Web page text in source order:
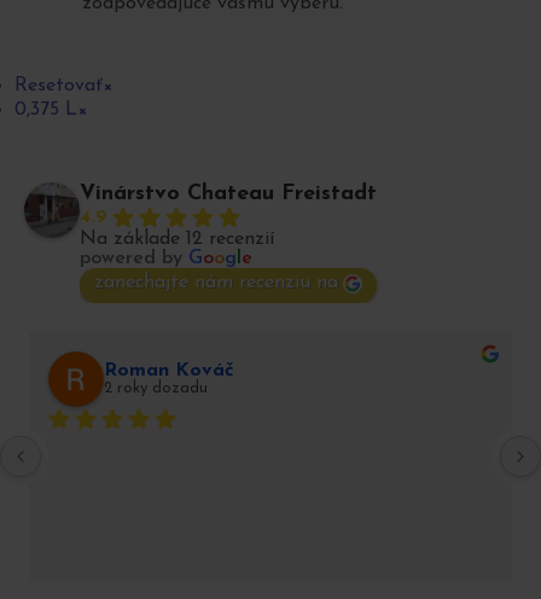
Resetovať×
0,375 L×
Vinárstvo Chateau Freistadt
4.9
Na základe 12 recenzií
powered by Goog e
zanechajte nám recenziu na
Roman Kováč
2 roky dozadu